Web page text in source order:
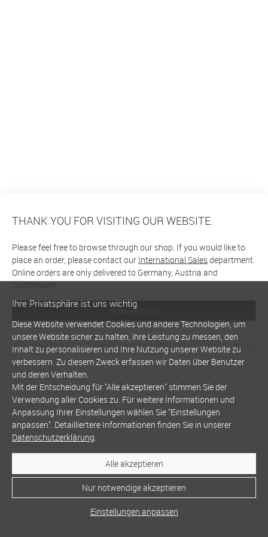
THANK YOU FOR VISITING OUR WEBSITE.
Please feel free to browse through our shop. If you would like to
place an order, please contact our International Salesdepartment.
Online orders are only delivered to Germany, Austria and
Switzerland
Browse shop
Ihre Privatsphäre ist uns wichtig
Diese Website verwendet Cookies und andere Technologien, um
unsere Website sicher zu halten, ihre Leistung zu messen, den
Inhalt zu personalisieren und Ihre Nutzung unserer Website zu
verbessern. Zu diesem Zweck erfassen wir Daten über Benutzer
und deren Verhalten.
Mit der Entscheidung für "Alle akzeptieren" stimmen Sie der
Verwendung aller Cookies zu. Für weitere Informationen und
Anpassung Ihrer Einstellungen wählen Sie "Einstellungen
anpassen". Detailliertere Informationen finden Sie in unserer
Datenschutzerklärung.
Alle akzeptieren
Nur notwendige akzeptieren
Einstellungen anpassen